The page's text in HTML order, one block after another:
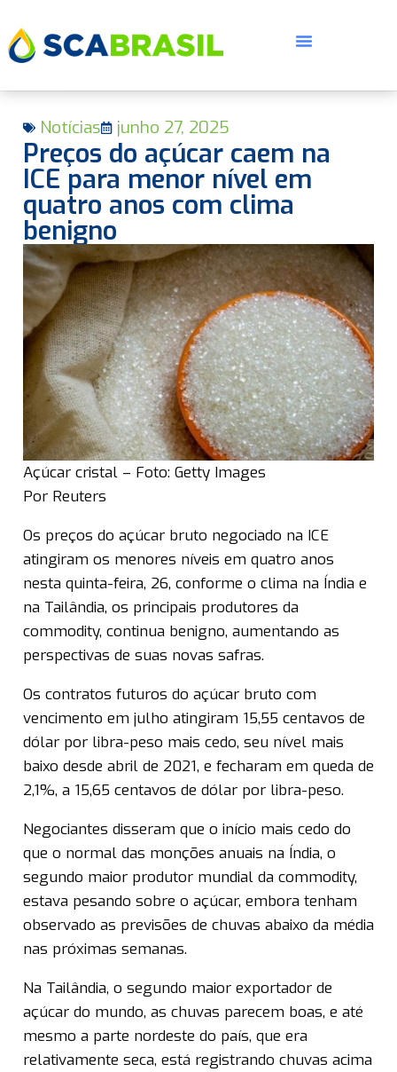
Notícias junho 27, 2025
Preços do açúcar caem na
ICE para menor nível em
quatro anos com clima
benigno
Açúcar cristal – Foto: Getty Images
Por Reuters
Os preços do açúcar bruto negociado na ICE
atingiram os menores níveis em quatro anos
nesta quinta-feira, 26, conforme o clima na Índia e
na Tailândia, os principais produtores da
commodity, continua benigno, aumentando as
perspectivas de suas novas safras.
Os contratos futuros do açúcar bruto com
vencimento em julho atingiram 15,55 centavos de
dólar por libra-peso mais cedo, seu nível mais
baixo desde abril de 2021, e fecharam em queda de
2,1%, a 15,65 centavos de dólar por libra-peso.
Negociantes disseram que o início mais cedo do
que o normal das monções anuais na Índia, o
segundo maior produtor mundial da commodity,
estava pesando sobre o açúcar, embora tenham
observado as previsões de chuvas abaixo da média
nas próximas semanas.
Na Tailândia, o segundo maior exportador de
açúcar do mundo, as chuvas parecem boas, e até
mesmo a parte nordeste do país, que era
relativamente seca, está registrando chuvas acima